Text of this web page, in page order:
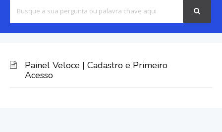
For
Painel Veloce | Cadastro e Primeiro
Acesso